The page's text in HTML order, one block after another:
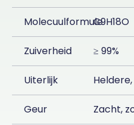
MolecuulformuleC9H18O
Zuiverheid ≥ 99%
Uiterlijk
Geur Zacht,